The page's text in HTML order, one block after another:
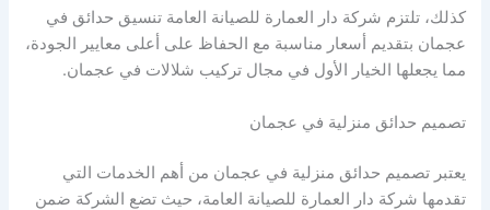
كذلك، تلتزم شركة دار العمارة للصيانة العامة تنسيق حدائق في
عجمان بتقديم أسعار مناسبة مع الحفاظ على أعلى معايير الجودة،
مما يجعلها الخيار الأول في مجال تركيب شلالات في عجمان.
تصميم حدائق منزلية في عجمان
يعتبر تصميم حدائق منزلية في عجمان من أهم الخدمات التي
تقدمها شركة دار العمارة للصيانة العامة، حيث تضع الشركة ضمن